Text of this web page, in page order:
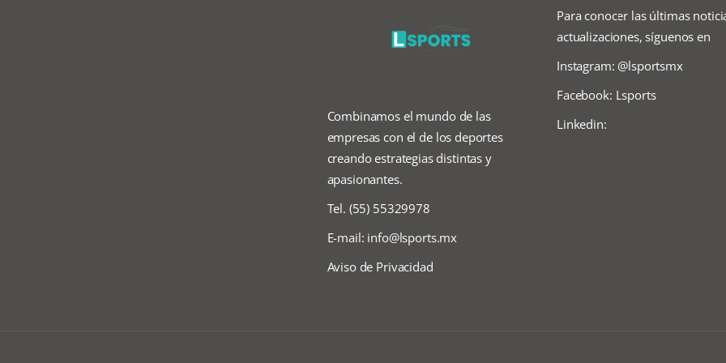
Combinamos el mundo de las
empresas con el de los deportes
creando estrategias distintas y
apasionantes.
Tel. (55) 55329978
E-mail: info@lsports.mx
Aviso de Privacidad
Para conocer las últimas
actualizaciones, síguenos en
Instagram: @lsportsmx
Facebook: Lsports
Linkedin: